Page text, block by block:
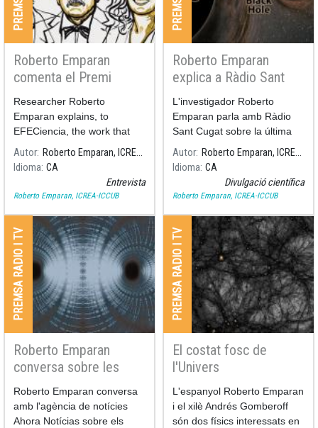
Roberto Emparan
comenta el Premi
Nobel de Física 2020
Researcher Roberto
Emparan explains, to
EFECiencia, the work that
has led to the 2020 Nobel
Prize in Physics.
Autor
Roberto Emparan, ICREA-ICCUB
Idioma CA
Entrevista
Roberto Emparan, ICREA-ICCUB
Roberto Emparan
explica a Ràdio Sant
Cugat l'últim objecte
detectat per
LIGO/Virgo
L'investigador Roberto
Emparan parla amb Ràdio
Sant Cugat sobre la última
detecció de la col·laboració
internacional LIGO/Virgo,
publicat a finals del mes de
juny.
Autor
Roberto Emparan, ICREA-ICCUB
Idioma CA
Divulgació científica
Roberto Emparan, ICREA-ICCUB
PREMSA RADIO I TV
Roberto Emparan
conversa sobre les
màquines del temps i
els viatges al passat
Roberto Emparan conversa
amb l'agència de notícies
Ahora Notícias sobre els
PREMSA RADIO I TV
El costat fosc de
l'Univers
L'espanyol Roberto Emparan
i el xilè Andrés Gomberoff
són dos físics interessats en